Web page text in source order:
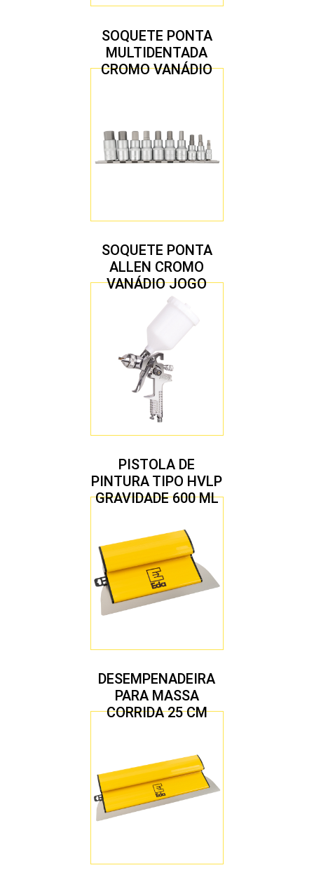
SOQUETE PONTA
MULTIDENTADA
CROMO VANÁDIO
SOQUETE PONTA
ALLEN CROMO
VANÁDIO JOGO
COM 10 PEÇAS
PISTOLA DE
PINTURA TIPO HVLP
GRAVIDADE 600 ML
1,7 MM
DESEMPENADEIRA
PARA MASSA
CORRIDA 25 CM